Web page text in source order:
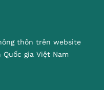
thôn trên website
gia Việt Nam